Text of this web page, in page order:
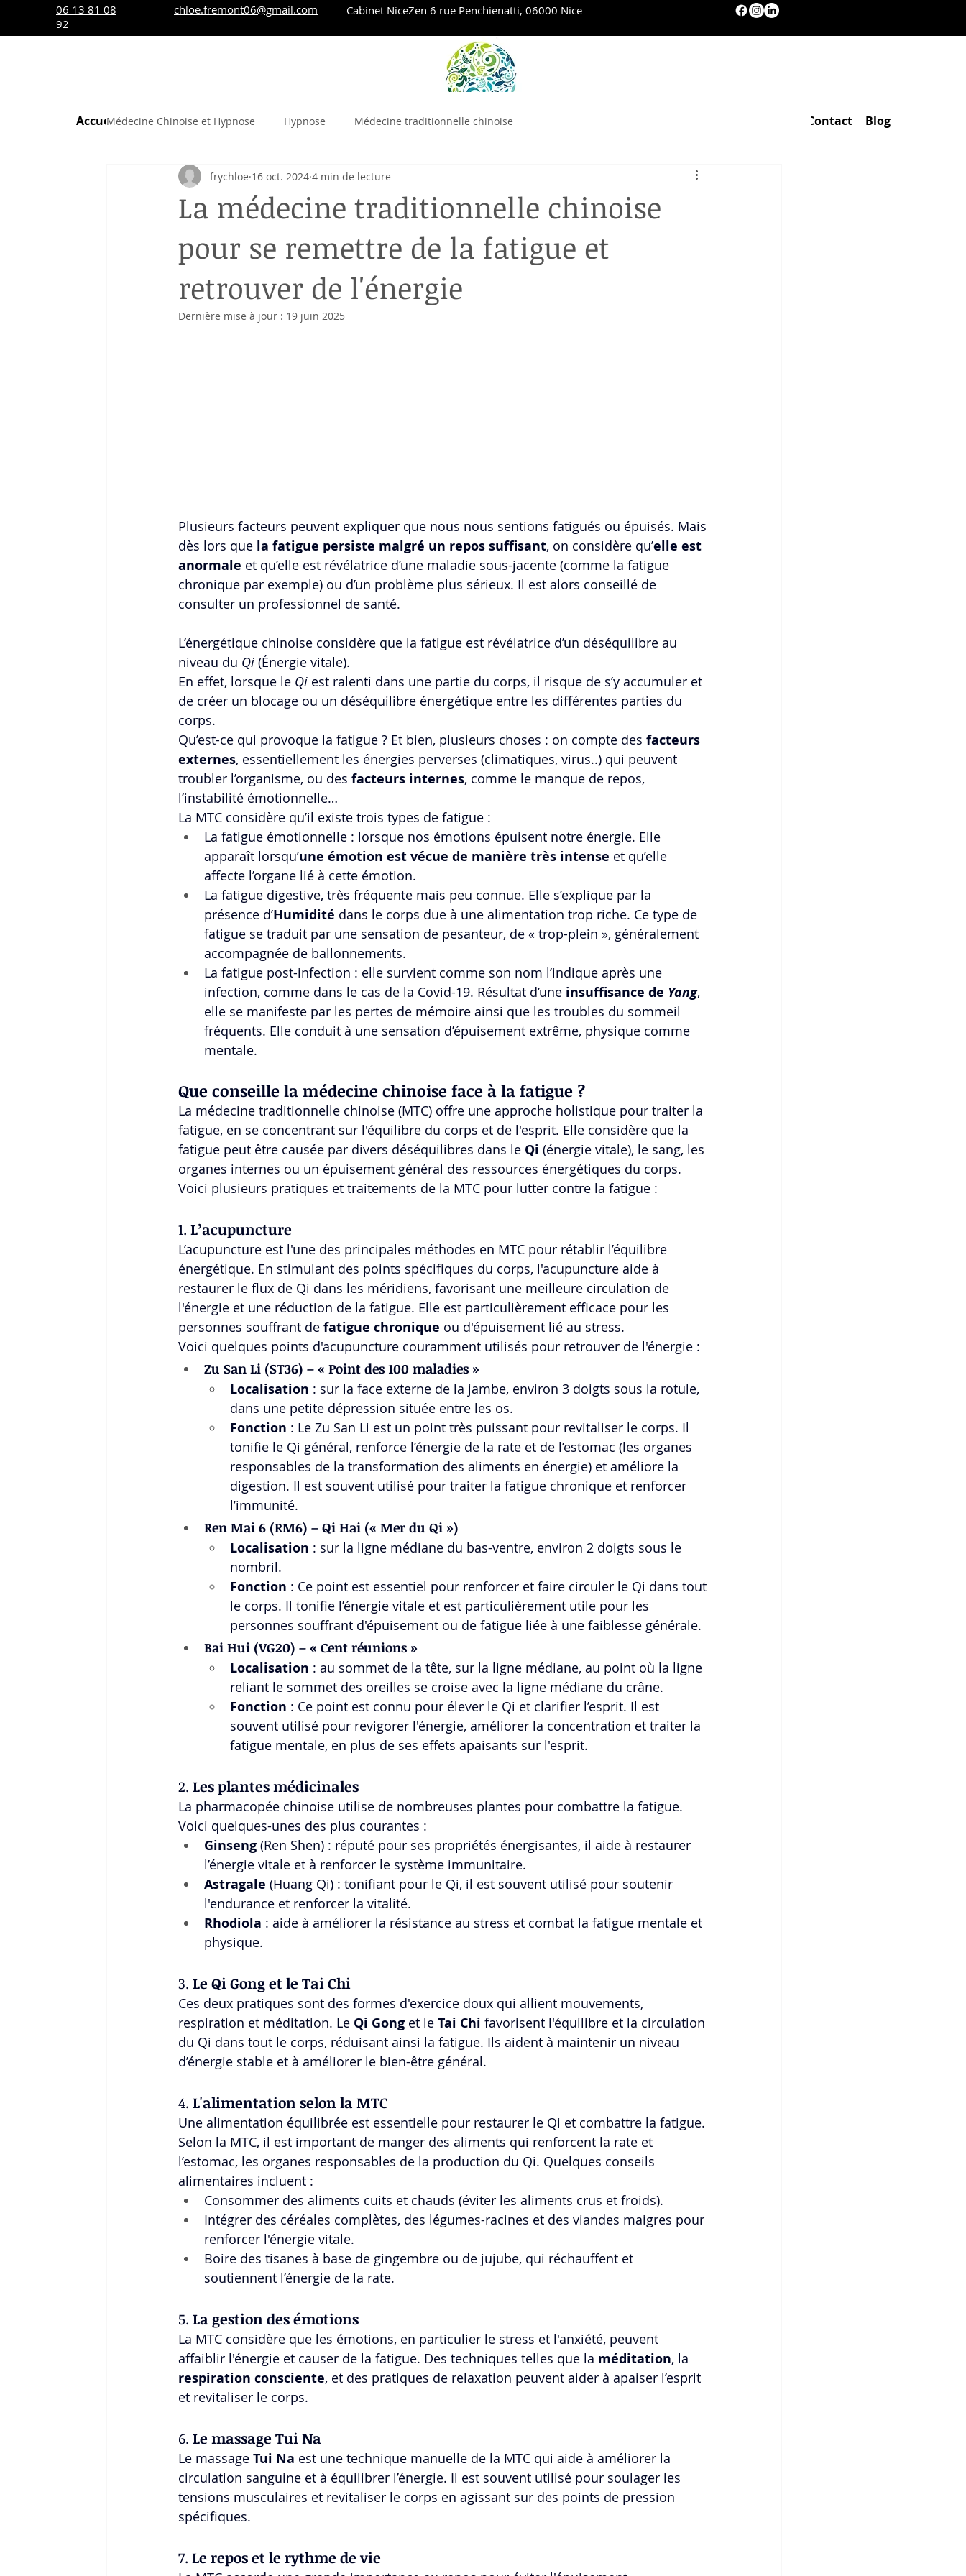
06 13 81 08
92
chloe.fremont06@gmail.com Cabinet NiceZen 6 rue Penchienatti, 06000 Nice
Accueil Médecine chinoise Hypnothérapie Acupuncture Esthétique Massages Tuina Contact Blog
Médecine Chinoise et Hypnose Hypnose Médecine traditionnelle chinoise
La médecine traditionnelle chinoise
pour se remettre de la fatigue et
retrouver de l'énergie
frychloe 16 oct. 2024 4 min de lecture
Dernière mise à jour : 19 juin 2025
Plusieurs facteurs peuvent expliquer que nous nous sentions fatigués ou épuisés. Mais
dès lors que la fatigue persiste malgré un repos suffisant, on considère qu’elle est
anormale et qu’elle est révélatrice d’une maladie sous-jacente (comme la fatigue
chronique par exemple) ou d’un problème plus sérieux. Il est alors conseillé de
consulter un professionnel de santé.
L’énergétique chinoise considère que la fatigue est révélatrice d’un déséquilibre au
niveau du Qi (Énergie vitale).
En effet, lorsque le Qi est ralenti dans une partie du corps, il risque de s’y accumuler et
de créer un blocage ou un déséquilibre énergétique entre les différentes parties du
corps.
Qu’est-ce qui provoque la fatigue ? Et bien, plusieurs choses : on compte des facteurs
externes, essentiellement les énergies perverses (climatiques, virus..) qui peuvent
troubler l’organisme, ou des facteurs internes, comme le manque de repos,
l’instabilité émotionnelle…
La MTC considère qu’il existe trois types de fatigue :
La fatigue émotionnelle : lorsque nos émotions épuisent notre énergie. Elle
apparaît lorsqu’une émotion est vécue de manière très intense et qu’elle
affecte l’organe lié à cette émotion.
La fatigue digestive, très fréquente mais peu connue. Elle s’explique par la
présence d’Humidité dans le corps due à une alimentation trop riche. Ce type de
fatigue se traduit par une sensation de pesanteur, de « trop-plein », généralement
accompagnée de ballonnements.
La fatigue post-infection : elle survient comme son nom l’indique après une
infection, comme dans le cas de la Covid-19. Résultat d’une insuffisance de Yang,
elle se manifeste par les pertes de mémoire ainsi que les troubles du sommeil
fréquents. Elle conduit à une sensation d’épuisement extrême, physique comme
mentale.
Que conseille la médecine chinoise face à la fatigue ?
La médecine traditionnelle chinoise (MTC) offre une approche holistique pour traiter la
fatigue, en se concentrant sur l'équilibre du corps et de l'esprit. Elle considère que la
fatigue peut être causée par divers déséquilibres dans le Qi (énergie vitale), le sang, les
organes internes ou un épuisement général des ressources énergétiques du corps.
Voici plusieurs pratiques et traitements de la MTC pour lutter contre la fatigue :
1. L’acupuncture
L’acupuncture est l'une des principales méthodes en MTC pour rétablir l’équilibre
énergétique. En stimulant des points spécifiques du corps, l'acupuncture aide à
restaurer le flux de Qi dans les méridiens, favorisant une meilleure circulation de
l'énergie et une réduction de la fatigue. Elle est particulièrement efficace pour les
personnes souffrant de fatigue chronique ou d'épuisement lié au stress.
Voici quelques points d'acupuncture couramment utilisés pour retrouver de l'énergie :
Zu San Li (ST36) – « Point des 100 maladies »
Localisation : sur la face externe de la jambe, environ 3 doigts sous la rotule,
dans une petite dépression située entre les os.
Fonction : Le Zu San Li est un point très puissant pour revitaliser le corps. Il
tonifie le Qi général, renforce l’énergie de la rate et de l’estomac (les organes
responsables de la transformation des aliments en énergie) et améliore la
digestion. Il est souvent utilisé pour traiter la fatigue chronique et renforcer
l’immunité.
Ren Mai 6 (RM6) – Qi Hai (« Mer du Qi »)
Localisation : sur la ligne médiane du bas-ventre, environ 2 doigts sous le
nombril.
Fonction : Ce point est essentiel pour renforcer et faire circuler le Qi dans tout
le corps. Il tonifie l’énergie vitale et est particulièrement utile pour les
personnes souffrant d'épuisement ou de fatigue liée à une faiblesse générale.
Bai Hui (VG20) – « Cent réunions »
Localisation : au sommet de la tête, sur la ligne médiane, au point où la ligne
reliant le sommet des oreilles se croise avec la ligne médiane du crâne.
Fonction : Ce point est connu pour élever le Qi et clarifier l’esprit. Il est
souvent utilisé pour revigorer l'énergie, améliorer la concentration et traiter la
fatigue mentale, en plus de ses effets apaisants sur l'esprit.
2. Les plantes médicinales
La pharmacopée chinoise utilise de nombreuses plantes pour combattre la fatigue.
Voici quelques-unes des plus courantes :
Ginseng (Ren Shen) : réputé pour ses propriétés énergisantes, il aide à restaurer
l’énergie vitale et à renforcer le système immunitaire.
Astragale (Huang Qi) : tonifiant pour le Qi, il est souvent utilisé pour soutenir
l'endurance et renforcer la vitalité.
Rhodiola : aide à améliorer la résistance au stress et combat la fatigue mentale et
physique.
3. Le Qi Gong et le Tai Chi
Ces deux pratiques sont des formes d'exercice doux qui allient mouvements,
respiration et méditation. Le Qi Gong et le Tai Chi favorisent l'équilibre et la circulation
du Qi dans tout le corps, réduisant ainsi la fatigue. Ils aident à maintenir un niveau
d’énergie stable et à améliorer le bien-être général.
4. L'alimentation selon la MTC
Une alimentation équilibrée est essentielle pour restaurer le Qi et combattre la fatigue.
Selon la MTC, il est important de manger des aliments qui renforcent la rate et
l’estomac, les organes responsables de la production du Qi. Quelques conseils
alimentaires incluent :
Consommer des aliments cuits et chauds (éviter les aliments crus et froids).
Intégrer des céréales complètes, des légumes-racines et des viandes maigres pour
renforcer l'énergie vitale.
Boire des tisanes à base de gingembre ou de jujube, qui réchauffent et
soutiennent l’énergie de la rate.
5. La gestion des émotions
La MTC considère que les émotions, en particulier le stress et l'anxiété, peuvent
affaiblir l'énergie et causer de la fatigue. Des techniques telles que la méditation, la
respiration consciente, et des pratiques de relaxation peuvent aider à apaiser l’esprit
et revitaliser le corps.
6. Le massage Tui Na
Le massage Tui Na est une technique manuelle de la MTC qui aide à améliorer la
circulation sanguine et à équilibrer l’énergie. Il est souvent utilisé pour soulager les
tensions musculaires et revitaliser le corps en agissant sur des points de pression
spécifiques.
7. Le repos et le rythme de vie